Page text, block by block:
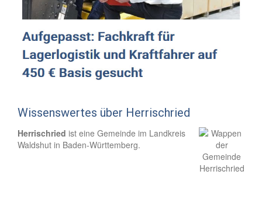
Wissenswertes über Herrischried
Herrischried ist eine Gemeinde im Landkreis
Waldshut in Baden-Württemberg.